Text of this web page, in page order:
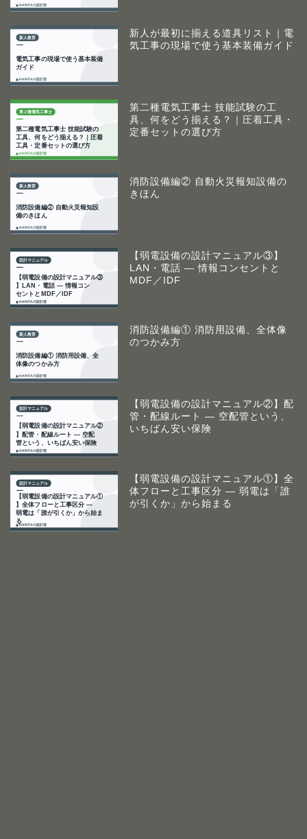
新人が最初に揃える道具リスト｜電
気工事の現場で使う基本装備ガイド
第二種電気工事士 技能試験の工
具、何をどう揃える？｜圧着工具・
定番セットの選び方
消防設備編② 自動火災報知設備の
きほん
【弱電設備の設計マニュアル③】
LAN・電話 ― 情報コンセントと
MDF／IDF
消防設備編① 消防用設備、全体像
のつかみ方
【弱電設備の設計マニュアル②】配
管・配線ルート ― 空配管という、
いちばん安い保険
【弱電設備の設計マニュアル①】全
体フローと工事区分 ― 弱電は「誰
が引くか」から始まる